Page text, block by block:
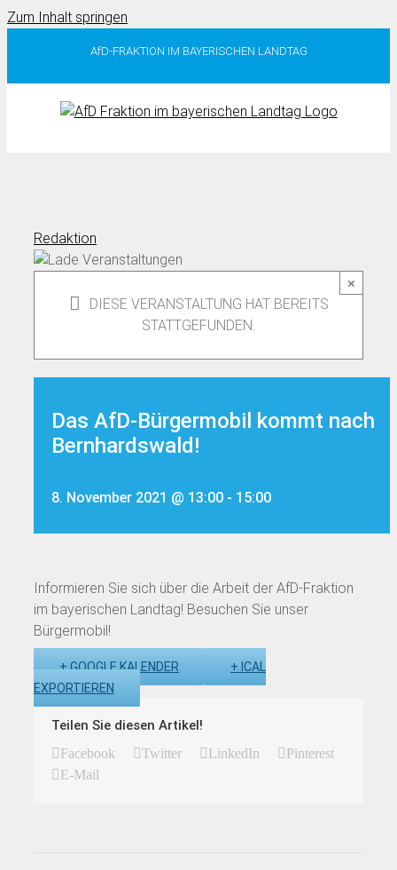
Zum Inhalt springen
AfD-FRAKTION IM BAYERISCHEN LANDTAG
Redaktion
×
DIESE VERANSTALTUNG HAT BEREITS
STATTGEFUNDEN.
Das AfD-Bürgermobil kommt nach
Bernhardswald!
8. November 2021 @ 13:00 - 15:00
Informieren Sie sich über die Arbeit der AfD-Fraktion
im bayerischen Landtag! Besuchen Sie unser
Bürgermobil!
+ GOOGLE KALENDER
+ ICAL
EXPORTIEREN
Teilen Sie diesen Artikel!
Facebook Twitter LinkedIn
Pinterest
E-Mail